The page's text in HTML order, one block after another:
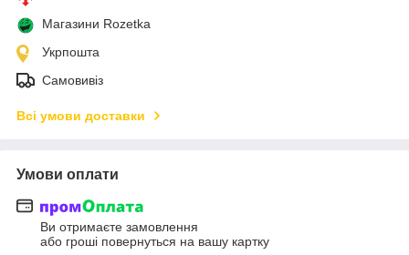
Магазини Rozetka
Укрпошта
Самовивіз
Всі умови доставки
Умови оплати
Ви отримаєте замовлення
або гроші повернуться на вашу картку